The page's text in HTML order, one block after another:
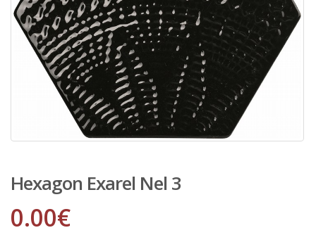
Hexagon Exarel Nel 3
0.00€